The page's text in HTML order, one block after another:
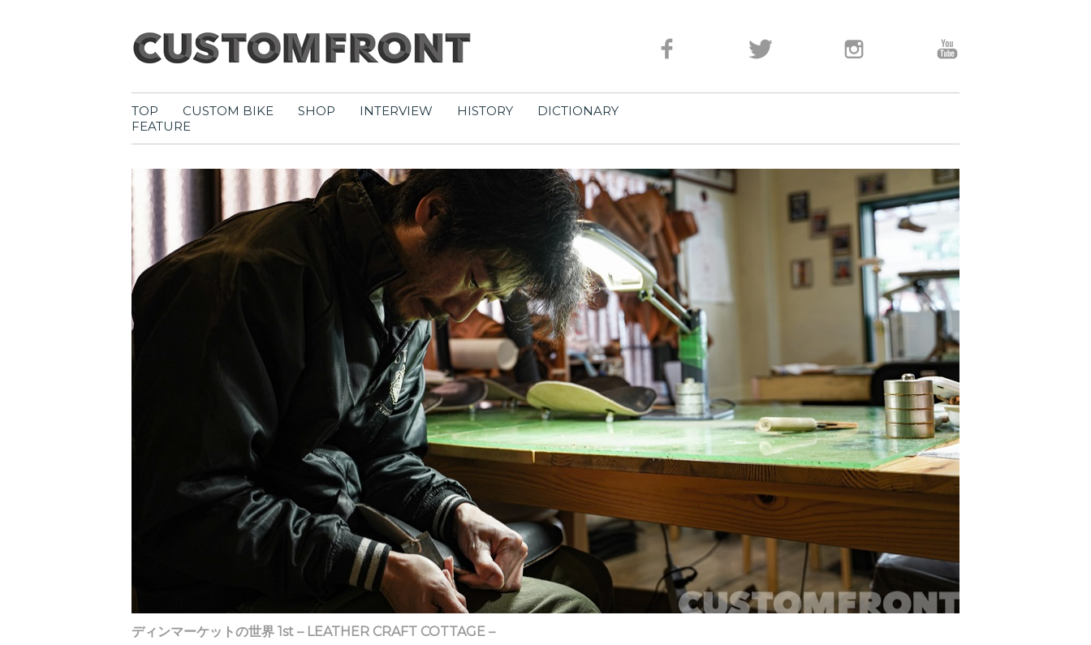
TOP CUSTOM BIKE SHOP INTERVIEW HISTORY
DICTIONARY
FEATURE
ディンマーケットの世界 1st – LEATHER CRAFT COTTAGE –